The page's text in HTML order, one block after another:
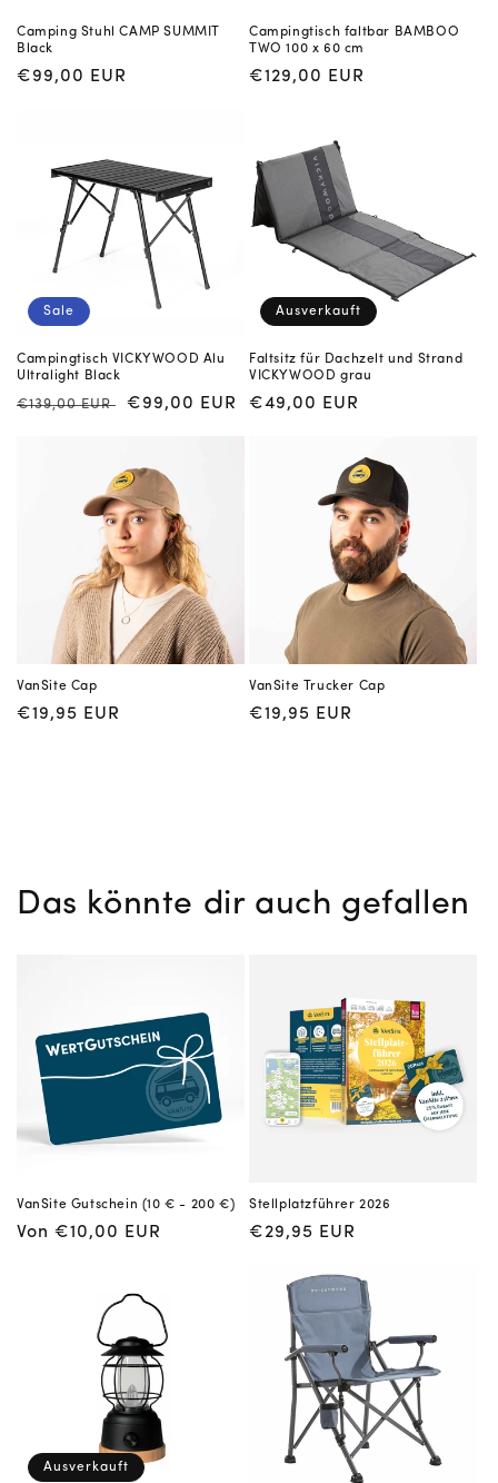
Camping Stuhl CAMP SUMMIT
Black
Normaler
€99,00 EUR
Campingtisch faltbar BAMBOO
TWO 100 x 60 cm
Normaler
€129,00 EUR
Sale
Campingtisch VICKYWOOD Alu
Ultralight Black
Normaler
€139,00 EUR Verkaufspreis
€99,00 EUR
Ausverkauft
Faltsitz für Dachzelt und Strand
VICKYWOOD grau
Normaler
€49,00 EUR
VanSite Cap
Normaler
€19,95 EUR
VanSite Trucker Cap
Normaler
€19,95 EUR
Das könnte dir auch gefallen
VanSite Gutschein (10 € - 200 €)
Normaler
Von €10,00 EUR
Stellplatzführer 2026
Normaler
€29,95 EUR
Ausverkauft